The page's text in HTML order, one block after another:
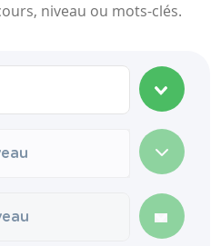
niveau ou mots-clés.